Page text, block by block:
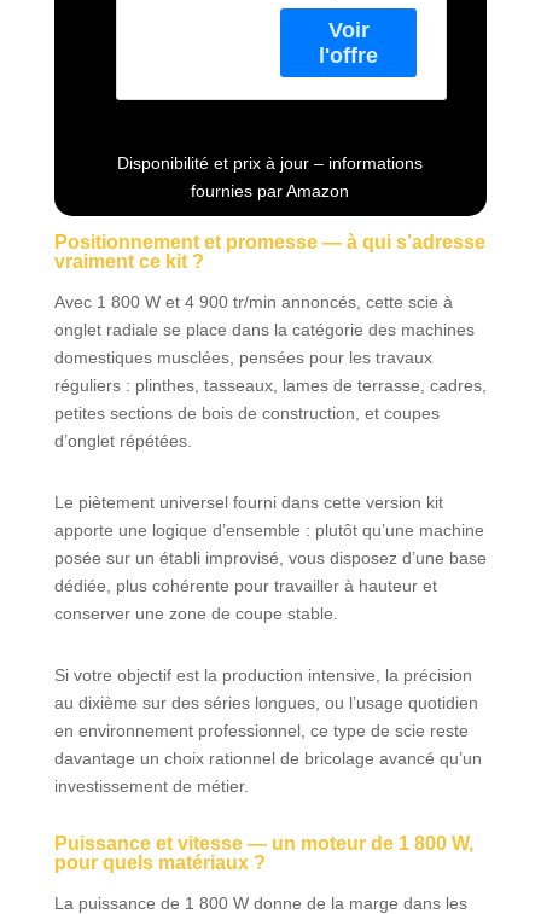
lame aux
carbures de
tungstène et
laser)
Piètement
Universel
revêtement et de
matières
plastiques. La scie
coupes d’onglets
nettes et la
découpe précise
de longueurs Ce
universel est
compatible avec
toutes les scies à
onglet et scies à
onglet radiales
Einhell et Einhell
gauche et à droite
en continu offre
une grande
flexibilité pour la
réalisation de
coupes d’onglets
système de
glissière intégré
permet la coupe
de pièces
universel pour
dispose de pieds
Disponibilité et prix à jour – informations
fournies par Amazon
Positionnement et promesse — à qui s’adresse
vraiment ce kit ?
Avec 1 800 W et 4 900 tr/min annoncés, cette scie à
onglet radiale se place dans la catégorie des machines
domestiques musclées, pensées pour les travaux
réguliers : plinthes, tasseaux, lames de terrasse, cadres,
petites sections de bois de construction, et coupes
d’onglet répétées.
Le piètement universel fourni dans cette version kit
apporte une logique d’ensemble : plutôt qu’une machine
posée sur un établi improvisé, vous disposez d’une base
dédiée, plus cohérente pour travailler à hauteur et
conserver une zone de coupe stable.
Si votre objectif est la production intensive, la précision
au dixième sur des séries longues, ou l’usage quotidien
en environnement professionnel, ce type de scie reste
davantage un choix rationnel de bricolage avancé qu’un
investissement de métier.
Puissance et vitesse — un moteur de 1 800 W,
pour quels matériaux ?
La puissance de 1 800 W donne de la marge dans les